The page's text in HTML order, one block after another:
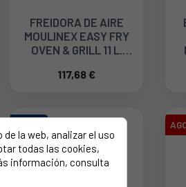
FREIDORA DE AIRE
MOULINEX EASY FRY
OVEN & GRILL 11 L.
117,68 €
la web, analizar el uso
todas las cookies,
información, consulta